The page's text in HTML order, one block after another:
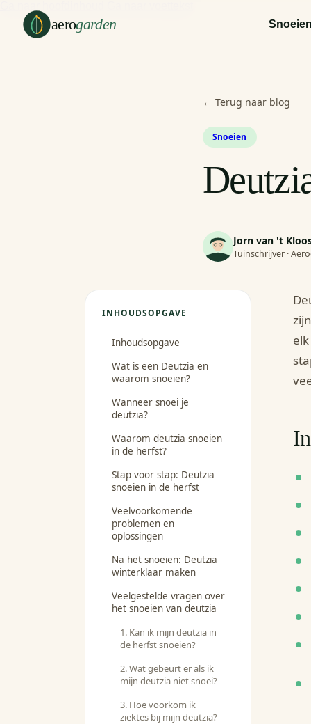
aerogarden Snoeien
← Terug naar blog
Snoeien
Jorn van 't
Tuinschrijver ·
INHOUDSOPGAVE
Inhoudsopgave
Wat is een Deutzia en
waarom snoeien?
Wanneer snoei je
deutzia?
Waarom deutzia snoeien
in de herfst?
Stap voor stap: Deutzia
snoeien in de herfst
Veelvoorkomende
problemen en
oplossingen
Na het snoeien: Deutzia
winterklaar maken
Veelgestelde vragen over
het snoeien van deutzia
1. Kan ik mijn deutzia in
de herfst snoeien?
2. Wat gebeurt er als ik
mijn deutzia niet snoei?
3. Hoe voorkom ik
ziektes bij mijn deutzia?